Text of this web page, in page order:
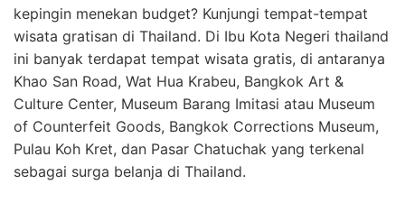
kepingin menekan budget? Kunjungi tempat-tempat
wisata gratisan di Thailand. Di Ibu Kota Negeri thailand
ini banyak terdapat tempat wisata gratis, di antaranya
Khao San Road, Wat Hua Krabeu, Bangkok Art &
Culture Center, Museum Barang Imitasi atau Museum
of Counterfeit Goods, Bangkok Corrections Museum,
Pulau Koh Kret, dan Pasar Chatuchak yang terkenal
sebagai surga belanja di Thailand.